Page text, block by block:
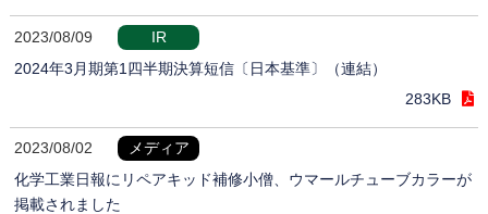
2023/08/09
IR
2024年3月期第1四半期決算短信〔日本基準〕（連結）
283KB
2023/08/02
メディア
化学工業日報にリペアキッド補修小僧、ウマールチューブカラーが
掲載されました